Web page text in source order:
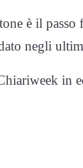
è il passo
negli
in